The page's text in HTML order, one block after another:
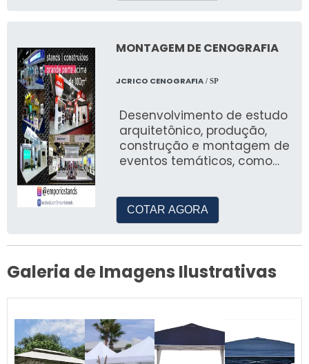
MONTAGEM DE CENOGRAFIA
JCRICO CENOGRAFIA/ SP
Desenvolvimento de estudo
arquitetônico, produção,
construção e montagem de
eventos temáticos, como
para empresas privadas,
prefeituras e ongs.
COTAR AGORA
Galeria de Imagens Ilustrativas